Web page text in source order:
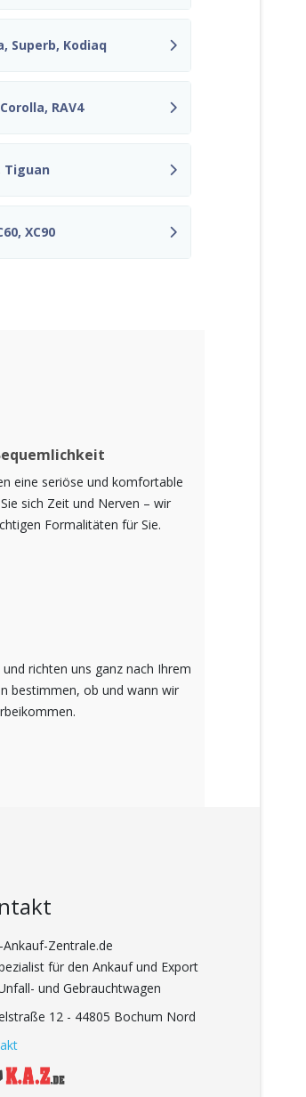
Superb, Kodiaq
RAV4
Tiguan
XC90
eine seriöse und komfortable
sich Zeit und Nerven – wir
Formalitäten für Sie.
richten uns ganz nach Ihrem
bestimmen, ob und wann wir
Ankauf-Zentrale.de
für den Ankauf und Export
und Gebrauchtwagen
12 - 44805 Bochum Nord